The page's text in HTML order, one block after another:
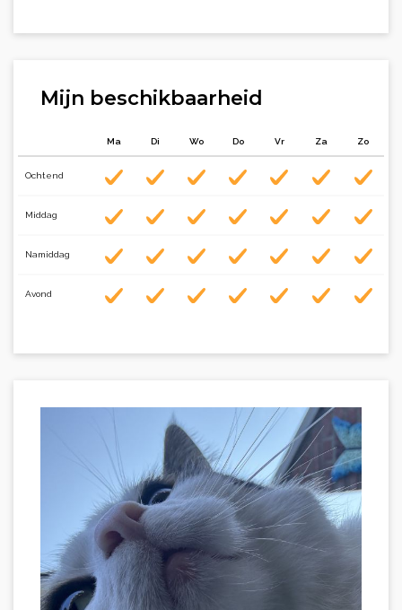
Mijn beschikbaarheid
Ma Di Wo Do Vr Za Zo
Ochtend
Middag
Namiddag
Avond